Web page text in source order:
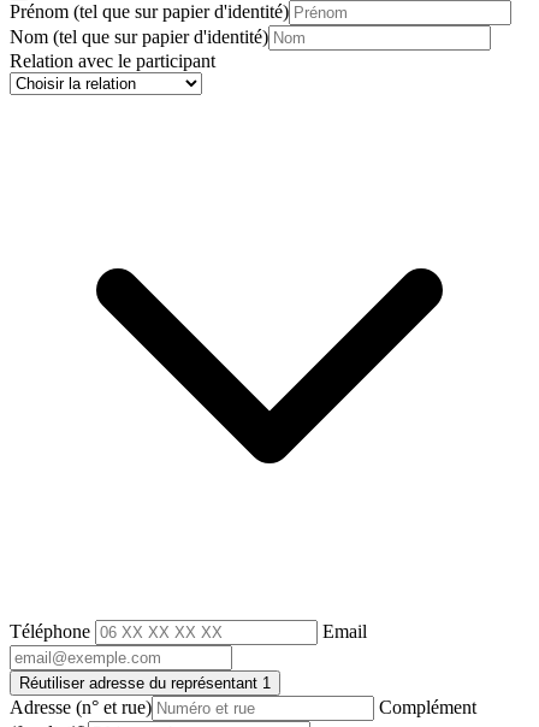
Prénom (tel que sur papier d'identité)
Nom (tel que sur papier d'identité)
Relation avec le participant
Téléphone Email
Réutiliser adresse du représentant 1
Adresse (n° et rue)
Complément